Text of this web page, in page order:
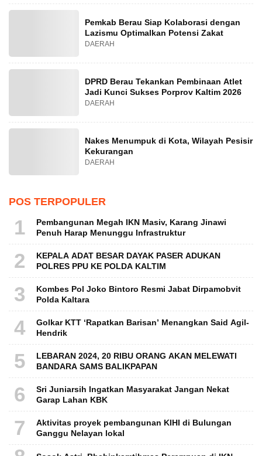
Pemkab Berau Siap Kolaborasi dengan
Lazismu Optimalkan Potensi Zakat
DAERAH
DPRD Berau Tekankan Pembinaan Atlet
Jadi Kunci Sukses Porprov Kaltim 2026
DAERAH
Nakes Menumpuk di Kota, Wilayah Pesisir
Kekurangan
DAERAH
POS TERPOPULER
1
Pembangunan Megah IKN Masiv, Karang Jinawi
Penuh Harap Menunggu Infrastruktur
2
KEPALA ADAT BESAR DAYAK PASER ADUKAN
POLRES PPU KE POLDA KALTIM
3
Kombes Pol Joko Bintoro Resmi Jabat Dirpamobvit
Polda Kaltara
4
Golkar KTT ‘Rapatkan Barisan’ Menangkan Said Agil-
Hendrik
5
LEBARAN 2024, 20 RIBU ORANG AKAN MELEWATI
BANDARA SAMS BALIKPAPAN
6
Sri Juniarsih Ingatkan Masyarakat Jangan Nekat
Garap Lahan KBK
7
Aktivitas proyek pembangunan KIHI di Bulungan
Ganggu Nelayan lokal